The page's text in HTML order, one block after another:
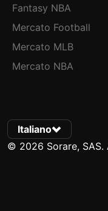
Fantasy NBA
Mercato Football
Mercato MLB
Mercato NBA
Italiano
© 2026 Sorare, SAS.